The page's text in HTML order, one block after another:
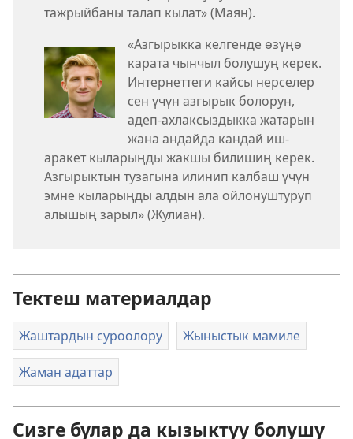
тажрыйбаны талап кылат» (Маян).
«Азгырыкка келгенде өзүңө
карата чынчыл болушуң керек.
Интернеттеги кайсы нерселер
сен үчүн азгырык болорун,
адеп-ахлаксыздыкка жатарын
жана андайда кандай иш-
аракет кыларыңды жакшы билишиң керек.
Азгырыктын тузагына илинип калбаш үчүн
эмне кыларыңды алдын ала ойлонуштуруп
алышың зарыл» (Жулиан).
Тектеш материалдар
Жаштардын суроолору Жыныстык мамиле
Жаман адаттар
Сизге булар да кызыктуу болушу